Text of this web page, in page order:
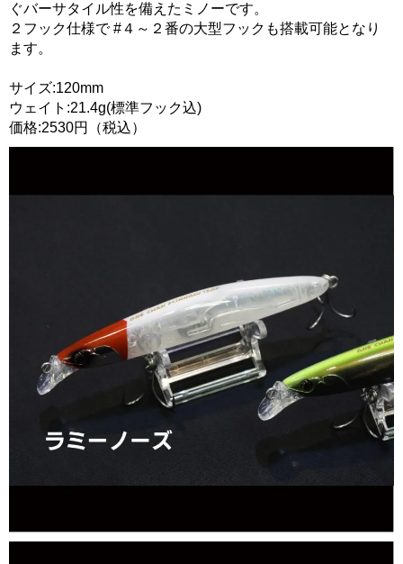
ぐバーサタイル性を備えたミノーです。
２フック仕様で #４～２番の大型フックも搭載可能となり
ます。
サイズ:120mm
ウェイト:21.4g(標準フック込)
価格:2530円（税込）